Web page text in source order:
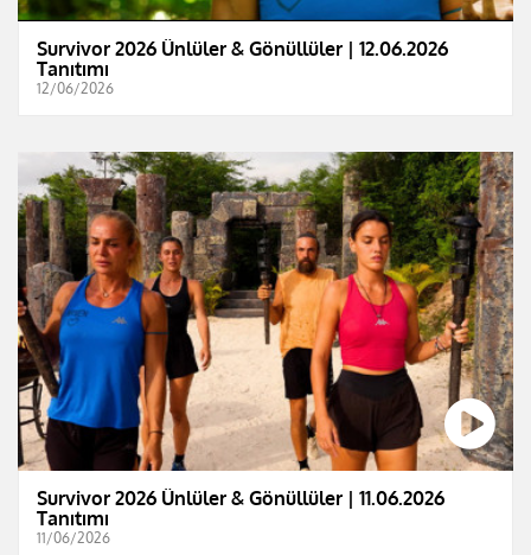
Survivor 2026 Ünlüler & Gönüllüler | 12.06.2026
Tanıtımı
12/06/2026
Survivor 2026 Ünlüler & Gönüllüler | 11.06.2026
Tanıtımı
11/06/2026